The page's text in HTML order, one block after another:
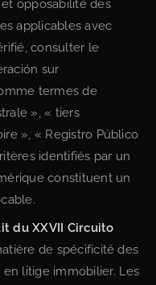
opposabilité des
applicables avec
consulter le
sur
termes de
», « tiers
», « Registro Público
identifiés par un
constituent un
du XXVII Circuito
de spécificité des
litige immobilier. Les